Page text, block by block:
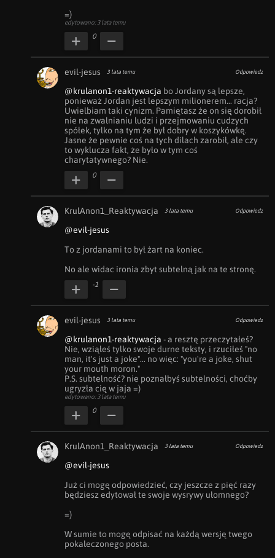
=)
edytowano: 3 lata temu
0
evil-jesus 3 lata temu Odpowiedz
@krulanon1-reaktywacja bo Jordany są lepsze,
ponieważ Jordan jest lepszym milionerem... racja?
Uwielbiam taki cynizm. Pamiętasz że on się dorobił
nie na zwalnianiu ludzi i przejmowaniu cudzych
spółek, tylko na tym że był dobry w koszykówkę.
Jasne że pewnie coś na tych dilach zarobił, ale czy
to wyklucza fakt, że było w tym coś
charytatywnego? Nie.
0
KrulAnon1_Reaktywacja 3 lata temu Odpowiedz
@evil-jesus
To z jordanami to był żart na koniec.
No ale widac ironia zbyt subtelną jak na te stronę.
-1
evil-jesus 3 lata temu Odpowiedz
@krulanon1-reaktywacja - a resztę przeczytałeś?
Nie, wziąłeś tylko swoje durne teksty, i rzuciłeś "no
man, it's just a joke"... no więc: "you're a joke, shut
your mouth moron."
P.S. subtelność? nie poznałbyś subtelności, choćby
ugryzła cię w jaja =)
edytowano: 3 lata temu
0
KrulAnon1_Reaktywacja 3 lata temu Odpowiedz
@evil-jesus
Już ci mogę odpowiedzieć, czy jeszcze z pięć razy
będziesz edytował te swoje wysrywy ułomnego?
=)
W sumie to mogę odpisać na każdą wersję twego
pokaleczonego posta.